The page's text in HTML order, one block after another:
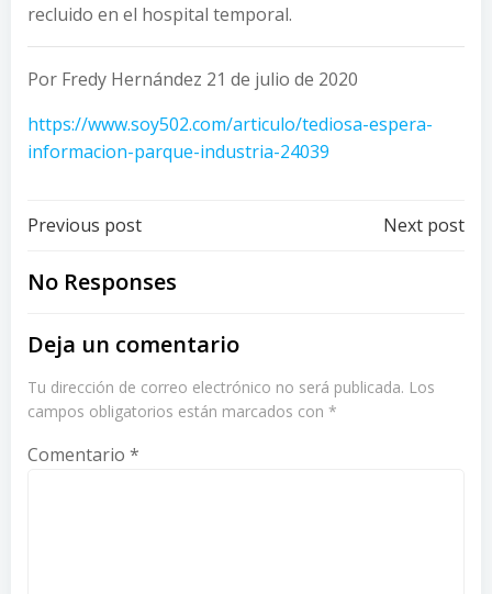
recluido en el hospital temporal.
Por Fredy Hernández 21 de julio de 2020
https://www.soy502.com/articulo/tediosa-espera-
informacion-parque-industria-24039
Post
navigation
Previous post Next post
No Responses
Deja un comentario
Tu dirección de correo electrónico no será publicada. Los
campos obligatorios están marcados con *
Comentario *